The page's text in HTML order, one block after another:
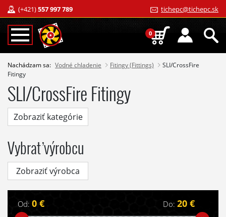
(+421)557 997 789 tichepc@tichepc.sk
0
Nachádzam sa: Vodné chladenie Fitingy (Fittings)
SLI/CrossFire
Fitingy
SLI/CrossFire Fitingy
Zobraziť kategórie
Vybrať výrobcu
Zobraziť výrobca
Od: 0 € Do: 20 €